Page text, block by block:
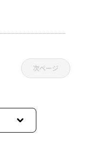
次ページ